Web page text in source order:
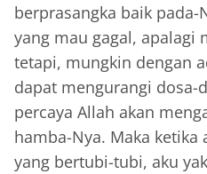
berprasangka baik pada-
yang mau gagal, apalagi
tetapi, mungkin dengan
dapat mengurangi dosa-
percaya Allah akan
hamba-Nya. Maka ketika
yang bertubi-tubi, aku